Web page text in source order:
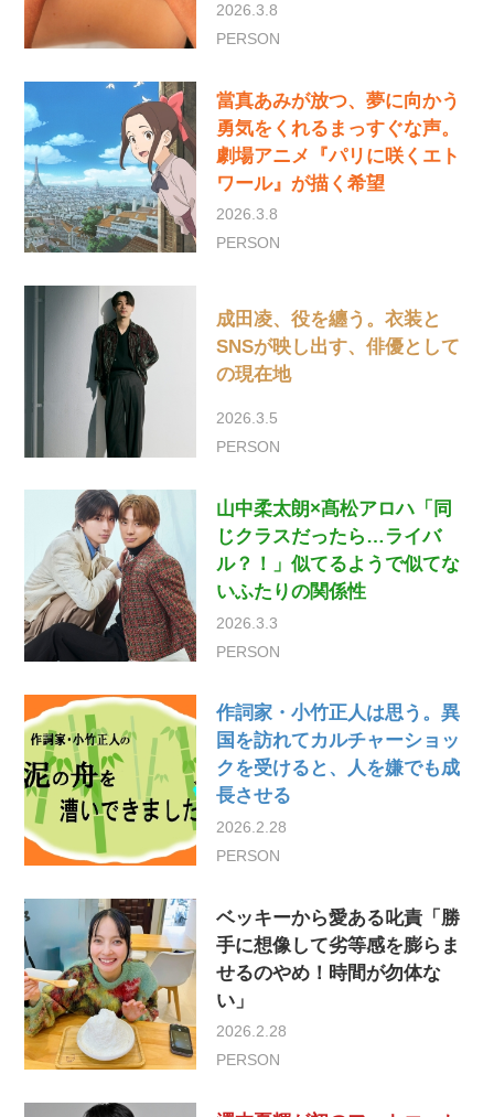
2026.3.8
PERSON
當真あみが放つ、夢に向かう
勇気をくれるまっすぐな声。
劇場アニメ『パリに咲くエト
ワール』が描く希望
2026.3.8
PERSON
成田凌、役を纏う。衣装と
SNSが映し出す、俳優として
の現在地
2026.3.5
PERSON
山中柔太朗×髙松アロハ「同
じクラスだったら…ライバ
ル？！」似てるようで似てな
いふたりの関係性
2026.3.3
PERSON
作詞家・小竹正人は思う。異
国を訪れてカルチャーショッ
クを受けると、人を嫌でも成
長させる
2026.2.28
PERSON
ベッキーから愛ある叱責「勝
手に想像して劣等感を膨らま
せるのやめ！時間が勿体な
い」
2026.2.28
PERSON